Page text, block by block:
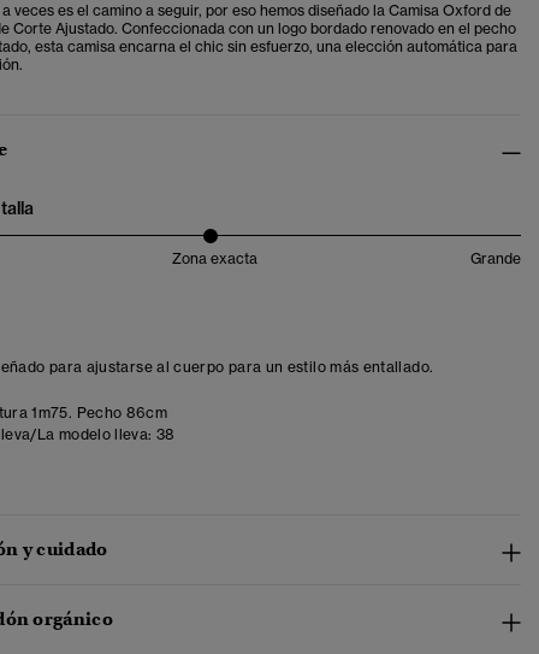
veces es el camino a seguir, por eso hemos diseñado la Camisa Oxford de
Corte Ajustado. Confeccionada con un logo bordado renovado en el pecho
esta camisa encarna el chic sin esfuerzo, una elección automática para
Zona exacta Grande
para ajustarse al cuerpo para un estilo más entallado.
1m75. Pecho 86cm
La modelo lleva: 38
y cuidado
orgánico